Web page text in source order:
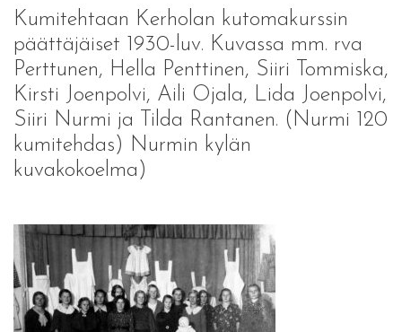
Kumitehtaan Kerholan kutomakurssin
päättäjäiset 1930-luv. Kuvassa mm. rva
Perttunen, Hella Penttinen, Siiri Tommiska,
Kirsti Joenpolvi, Aili Ojala, Lida Joenpolvi,
Siiri Nurmi ja Tilda Rantanen. (Nurmi 120
kumitehdas) Nurmin kylän
kuvakokoelma)